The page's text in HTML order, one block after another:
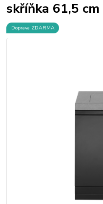
skříňka 61,5 cm
Doprava ZDARMA